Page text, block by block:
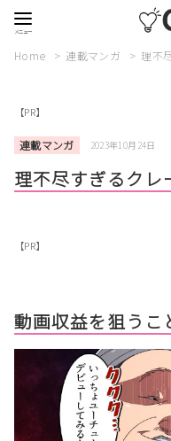
Home 連載マンガ 理不
【PR】
連載マンガ 2023年10月24日
理不尽すぎるクレ
【PR】
動画収益を狙うこ